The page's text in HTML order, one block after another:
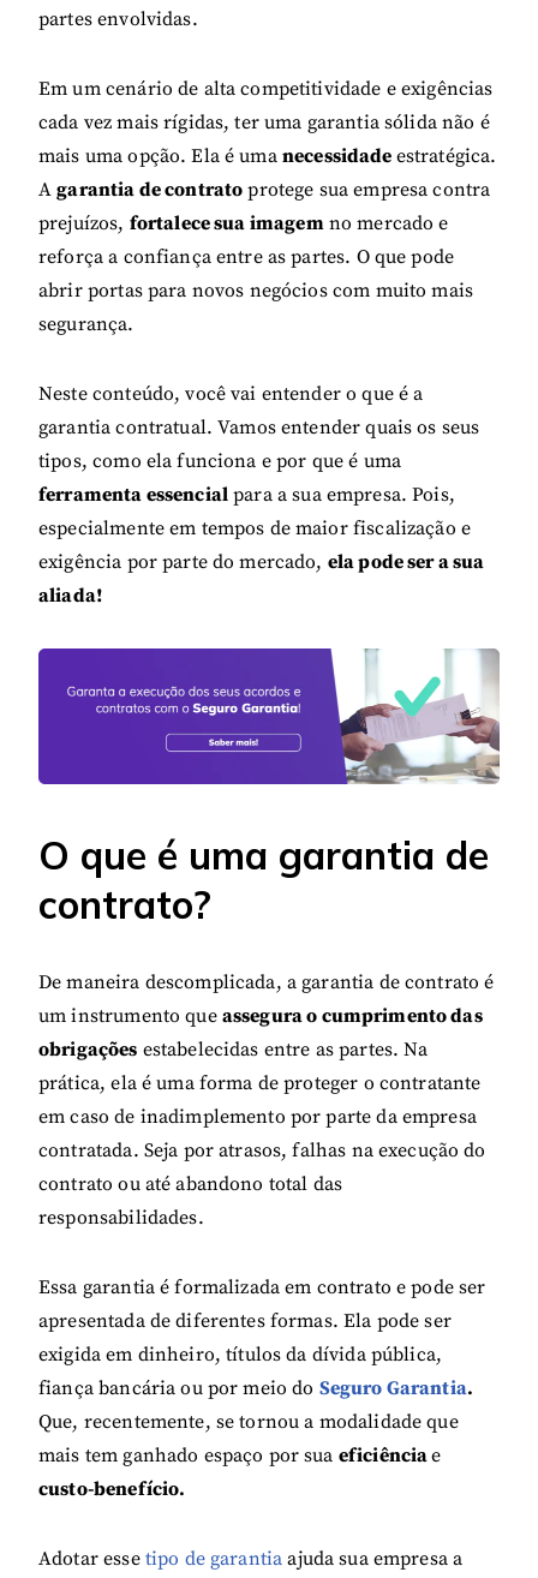
partes envolvidas.
Em um cenário de alta competitividade e exigências
cada vez mais rígidas, ter uma garantia sólida não é
mais uma opção. Ela é uma necessidade estratégica.
Agarantia de contrato protege sua empresa contra
prejuízos, fortalece sua imagemno mercado e
reforça a confiança entre as partes. O que pode
abrir portas para novos negócios com muito mais
segurança.
Neste conteúdo, você vai entender o que é a
garantia contratual. Vamos entender quais os seus
tipos, como ela funciona e por que é uma
ferramenta essencial para a sua empresa. Pois,
especialmente em tempos de maior fiscalização e
exigência por parte do mercado, ela pode ser a sua
aliada!
O que é uma garantia de
contrato?
De maneira descomplicada, a garantia de contrato é
um instrumento que assegura o cumprimento das
obrigações estabelecidas entre as partes. Na
prática, ela é uma forma de proteger o contratante
em caso de inadimplemento por parte da empresa
contratada. Seja por atrasos, falhas na execução do
contrato ou até abandono total das
responsabilidades.
Essa garantia é formalizada em contrato e pode ser
apresentada de diferentes formas. Ela pode ser
exigida em dinheiro, títulos da dívida pública,
fiança bancária ou por meio do Seguro Garantia.
Que, recentemente, se tornou a modalidade que
mais tem ganhado espaço por sua eficiênciae
custo-benefício.
Adotar esse tipo de garantia ajuda sua empresa a